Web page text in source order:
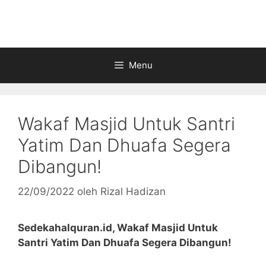
Menu
Wakaf Masjid Untuk Santri
Yatim Dan Dhuafa Segera
Dibangun!
22/09/2022 oleh Rizal Hadizan
Sedekahalquran.id, Wakaf Masjid Untuk
Santri Yatim Dan Dhuafa Segera Dibangun!